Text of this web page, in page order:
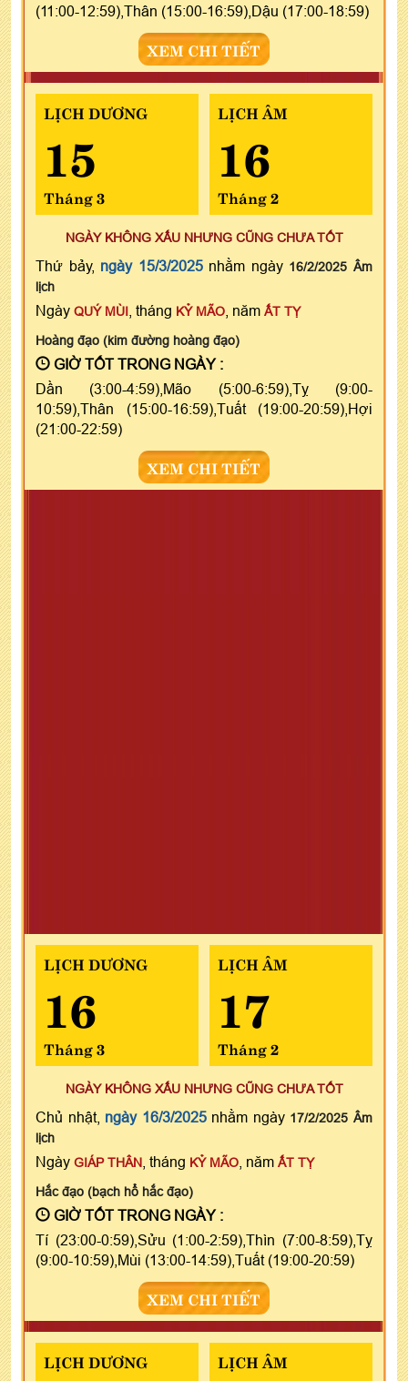
(11:00-12:59),Thân (15:00-16:59),Dậu (17:00-18:59)
XEM CHI TIẾT
LỊCH DƯƠNG
15
Tháng 3
LỊCH ÂM
16
Tháng 2
NGÀY KHÔNG XẤU NHƯNG CŨNG CHƯA TỐT
Thứ bảy, ngày 15/3/2025nhằm ngày 16/2/2025 Âm
lịch
Ngày QUÝ MÙI , tháng KỶ MÃO , năm ẤT TỴ
Hoàng đạo (kim đường hoàng đạo)
GIỜ TỐT TRONG NGÀY :
Dần (3:00-4:59),Mão (5:00-6:59),Tỵ (9:00-
10:59),Thân (15:00-16:59),Tuất (19:00-20:59),Hợi
(21:00-22:59)
XEM CHI TIẾT
LỊCH DƯƠNG
16
Tháng 3
LỊCH ÂM
17
Tháng 2
NGÀY KHÔNG XẤU NHƯNG CŨNG CHƯA TỐT
Chủ nhật, ngày 16/3/2025nhằm ngày 17/2/2025 Âm
lịch
Ngày GIÁP THÂN , tháng KỶ MÃO , năm ẤT TỴ
Hắc đạo (bạch hổ hắc đạo)
GIỜ TỐT TRONG NGÀY :
Tí (23:00-0:59),Sửu (1:00-2:59),Thìn (7:00-8:59),Tỵ
(9:00-10:59),Mùi (13:00-14:59),Tuất (19:00-20:59)
XEM CHI TIẾT
LỊCH DƯƠNG LỊCH ÂM